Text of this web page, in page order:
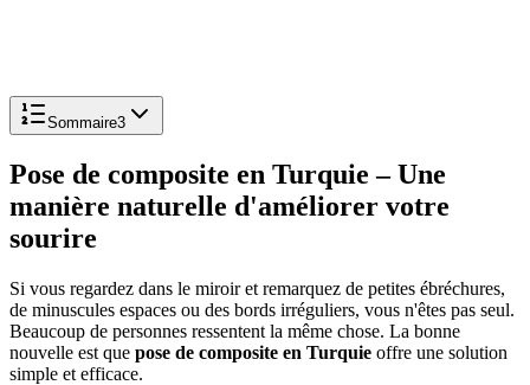
Sommaire3
Pose de composite en Turquie – Une
manière naturelle d'améliorer votre
sourire
Si vous regardez dans le miroir et remarquez de petites ébréchures,
de minuscules espaces ou des bords irréguliers, vous n'êtes pas seul.
Beaucoup de personnes ressentent la même chose. La bonne
nouvelle est que pose de composite en Turquie offre une solution
simple et efficace.